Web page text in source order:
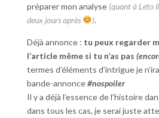
préparer mon analyse (quant à Leto
deux jours après
).
Déjà annonce : tu peux regarder
l’article même si tu n’as pas
termes d’éléments d’intrigue je
bande-annonce#nospoiler
Il y a déjà l’essence de l’histoire
dans tous les cas, je serai juste